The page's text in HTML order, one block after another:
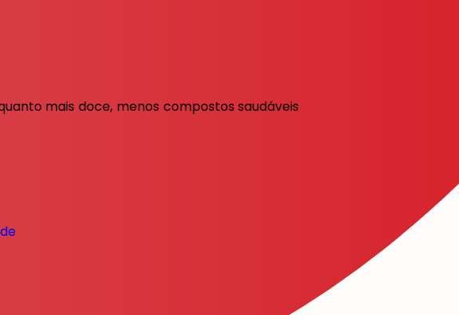
mais doce, menos compostos saudáveis